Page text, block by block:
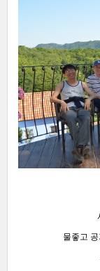
물좋고